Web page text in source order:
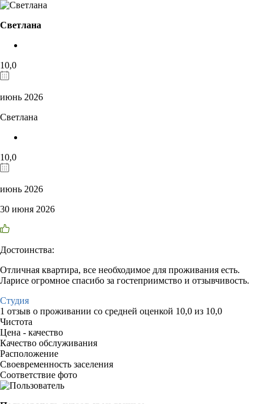
Светлана
10,0
июнь 2026
Светлана
10,0
июнь 2026
30 июня 2026
Достоинства:
Отличная квартира, все необходимое для проживания есть.
Ларисе огромное спасибо за гостеприимство и отзывчивость.
Студия
1 отзыв о проживании со средней оценкой 10,0 из 10,0
Чистота
Цена - качество
Качество обслуживания
Расположение
Своевременность заселения
Соответствие фото